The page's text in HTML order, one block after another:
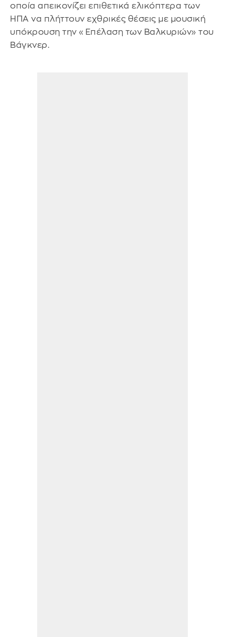
οποία απεικονίζει επιθετικά ελικόπτερα των
ΗΠΑ να πλήττουν εχθρικές θέσεις με μουσική
υπόκρουση την «Επέλαση των Βαλκυριών» του
Βάγκνερ.